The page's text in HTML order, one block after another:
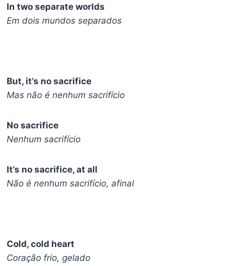
In two separate worlds
Em dois mundos separados
But, it’s no sacrifice
Mas não é nenhum sacrifício
No sacrifice
Nenhum sacrifício
It’s no sacrifice, at all
Não é nenhum sacrifício, afinal
Cold, cold heart
Coração frio, gelado